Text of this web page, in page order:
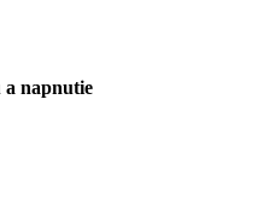
napnutie